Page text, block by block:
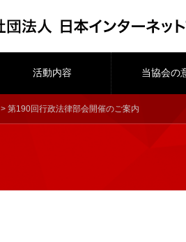
活動内容 当協会の
> 第190回行政法律部会開催のご案内